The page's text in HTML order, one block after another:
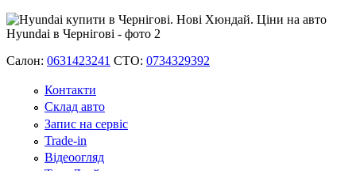
Салон: 0631423241 СТО: 0734329392
Контакти
Склад авто
Запис на сервіс
Trade-in
Відеоогляд